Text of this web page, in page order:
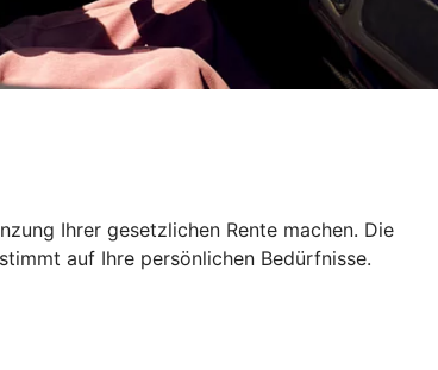
Ihrer gesetzlichen Rente machen. Die
auf Ihre persönlichen Bedürfnisse.